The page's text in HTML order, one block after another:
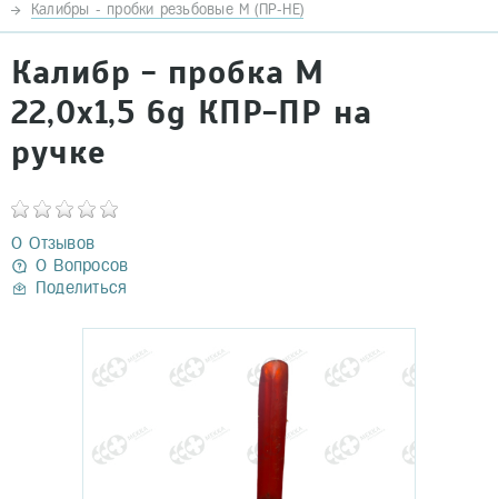
Калибры - пробки резьбовые М (ПР-НЕ)
Калибр - пробка М
22,0х1,5 6g КПР-ПР на
ручке
0 Отзывов
0 Вопросов
Поделиться